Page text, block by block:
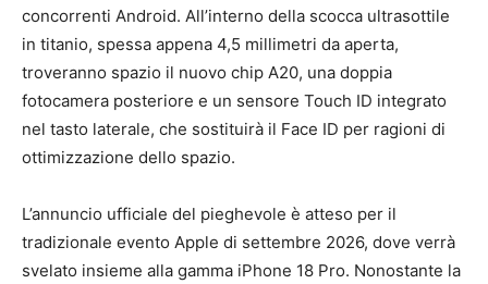
concorrenti Android. All’interno della scocca ultrasottile
in titanio, spessa appena 4,5 millimetri da aperta,
troveranno spazio il nuovo chip A20, una doppia
fotocamera posteriore e un sensore Touch ID integrato
nel tasto laterale, che sostituirà il Face ID per ragioni di
ottimizzazione dello spazio.
L’annuncio ufficiale del pieghevole è atteso per il
tradizionale evento Apple di settembre 2026, dove verrà
svelato insieme alla gamma iPhone 18 Pro. Nonostante la